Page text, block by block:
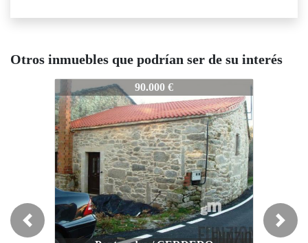
Otros inmuebles que podrían ser de su interés
90.000 €
3030-CV 140.000 €
Previous Next